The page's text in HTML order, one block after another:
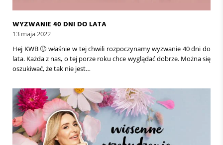
WYZWANIE 40 DNI DO LATA
13 maja 2022
Hej KWB 🙂 właśnie w tej chwili rozpoczynamy wyzwanie 40 dni do
lata. Każda z nas, o tej porze roku chce wyglądać dobrze. Można się
oszukiwać, że tak nie jest…